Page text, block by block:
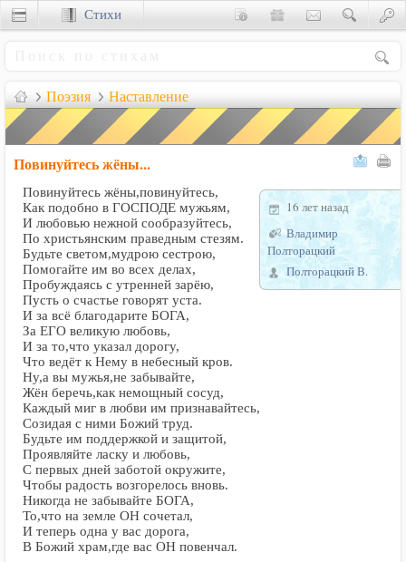
Поэзия Наставление
Повинуйтесь жёны...
16 лет назад
Владимир
Полторацкий
Полторацкий В.
Повинуйтесь жёны,повинуйтесь,
Как подобно в ГОСПОДЕ мужьям,
И любовью нежной сообразуйтесь,
По христьянским праведным стезям.
Будьте светом,мудрою сестрою,
Помогайте им во всех делах,
Пробуждаясь с утренней зарёю,
Пусть о счастье говорят уста.
И за всё благодарите БОГА,
За ЕГО великую любовь,
И за то,что указал дорогу,
Что ведёт к Нему в небесный кров.
Ну,а вы мужья,не забывайте,
Жён беречь,как немощный сосуд,
Каждый миг в любви им признавайтесь,
Созидая с ними Божий труд.
Будьте им поддержкой и защитой,
Проявляйте ласку и любовь,
С первых дней заботой окружите,
Чтобы радость возгорелось вновь.
Никогда не забывайте БОГА,
То,что на земле ОН сочетал,
И теперь одна у вас дорога,
В Божий храм,где вас ОН повенчал.
Стихи